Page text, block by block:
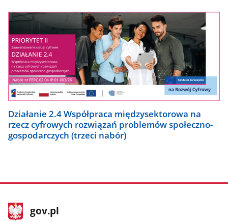
Działanie 2.4 Współpraca międzysektorowa na
rzecz cyfrowych rozwiązań problemów społeczno-
gospodarczych (trzeci nabór)
stopka
gov.plStrona
gov.pl